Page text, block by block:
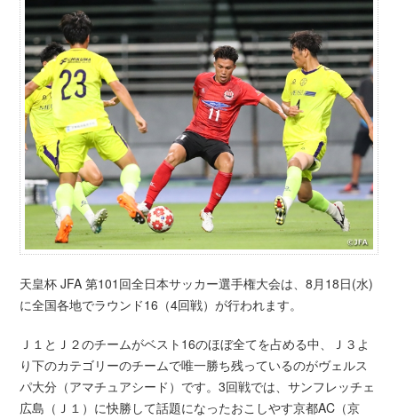
天皇杯 JFA 第101回全日本サッカー選手権大会は、8月18日(水)
に全国各地でラウンド16（4回戦）が行われます。
Ｊ１とＪ２のチームがベスト16のほぼ全てを占める中、Ｊ３よ
り下のカテゴリーのチームで唯一勝ち残っているのがヴェルス
パ大分（アマチュアシード）です。3回戦では、サンフレッチェ
広島（Ｊ１）に快勝して話題になったおこしやす京都AC（京